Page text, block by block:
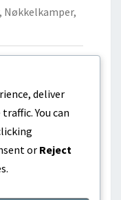
Nøkkelkamper,
år, Familiebånd
deliver
You can
or Reject